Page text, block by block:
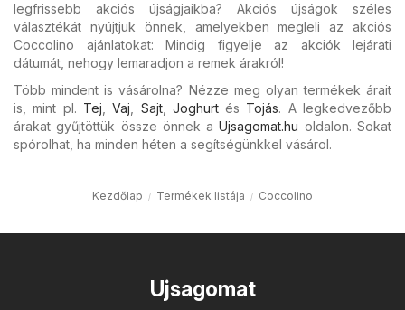
legfrissebb akciós újságjaikba? Akciós újságok széles
választékát nyújtjuk önnek, amelyekben megleli az akciós
Coccolino ajánlatokat: Mindig figyelje az akciók lejárati
dátumát, nehogy lemaradjon a remek árakról!
Több mindent is vásárolna? Nézze meg olyan termékek árait
is, mint pl. Tej ,Vaj Sajt, Joghurtés Tojás. A legkedvezőbb
árakat gyűjtöttük össze önnek aUjsagomat.hu oldalon. Sokat
spórolhat, ha minden héten a segítségünkkel vásárol.
Kezdőlap Termékek listája Coccolino
Ujsagomat